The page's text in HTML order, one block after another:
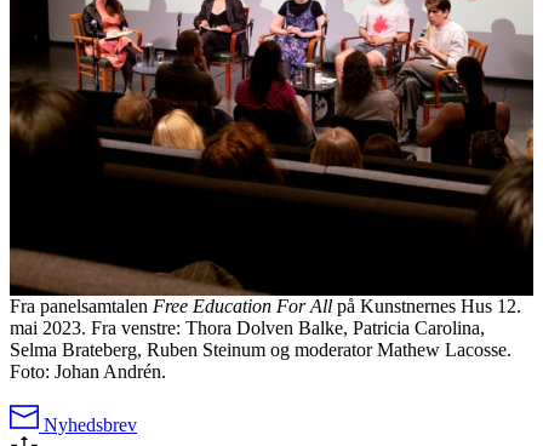
Fra panelsamtalen Free Education For All på Kunstnernes Hus 12.
mai 2023. Fra venstre: Thora Dolven Balke, Patricia Carolina,
Selma Brateberg, Ruben Steinum og moderator Mathew Lacosse.
Foto: Johan Andrén.
Nyhedsbrev